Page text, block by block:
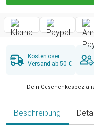
Kostenloser
Versand ab 50 €
Dein
Beschreibung